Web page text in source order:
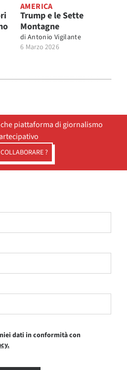
AMERICA
Trump e le Sette
Montagne
di Antonio Vigilante
6 Marzo 2026
piattaforma di giornalismo
?
dati in conformità con